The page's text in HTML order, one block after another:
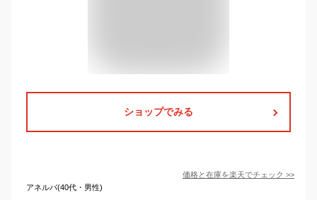
ショップでみる
価格と在庫を楽天でチェック >>
アネルバ(40代・男性)